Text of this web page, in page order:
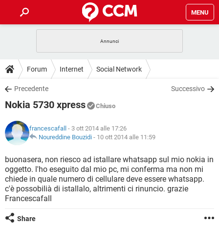
MENU
INTRATTENIMENTO ANDROID
iOS
INSTAGRAM
TIKTOK
HARDWARE
GUIDE
COVID-19
INSTAGRAM WHATSAPP
TIKTOK
HARDWARE
DOWNLOAD
COVID-19
INTRATTENIMENTO
iOS WINDOWS 10
WHATSAPP
TIKTOK FACEBOOK
HARDWARE
COVID-19 GAMING
INTRATTENIMENTO
iOS WINDOWS 10
INSTAGRAM WHATSAPP
TIKTOK
HARDWARE
GLOSSARIO
GAMING
INTRATTENIMENTO ANDROID
iOS WINDOWS 10
TIKTOK
Forum Internet Social Network
Precedente Successivo
Nokia 5730 xpress Chiuso
francescafall - 3 ott 2014 alle 17:26
Noureddine Bouzidi - 10 ott 2014 alle 11:59
buonasera, non riesco ad istallare whatsapp sul mio nokia in
oggetto. l'ho eseguito dal mio pc, mi conferma ma non mi
chiede in quale numero di cellulare deve essere whatsapp.
c'è possobilià di istallalo, altrimenti ci rinuncio. grazie
Francescafall
Share